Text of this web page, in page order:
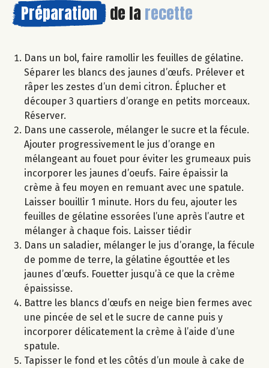
Préparation de la recette
Dans un bol, faire ramollir les feuilles de gélatine.
Séparer les blancs des jaunes d’œufs. Prélever et
râper les zestes d’un demi citron. Éplucher et
découper 3 quartiers d’orange en petits morceaux.
Réserver.
Dans une casserole, mélanger le sucre et la fécule.
Ajouter progressivement le jus d’orange en
mélangeant au fouet pour éviter les grumeaux puis
incorporer les jaunes d’oeufs. Faire épaissir la
crème à feu moyen en remuant avec une spatule.
Laisser bouillir 1 minute. Hors du feu, ajouter les
feuilles de gélatine essorées l’une après l’autre et
mélanger à chaque fois. Laisser tiédir
Dans un saladier, mélanger le jus d’orange, la fécule
de pomme de terre, la gélatine égouttée et les
jaunes d’œufs. Fouetter jusqu’à ce que la crème
épaississe.
Battre les blancs d’œufs en neige bien fermes avec
une pincée de sel et le sucre de canne puis y
incorporer délicatement la crème à l’aide d’une
spatule.
Tapisser le fond et les côtés d’un moule à cake de